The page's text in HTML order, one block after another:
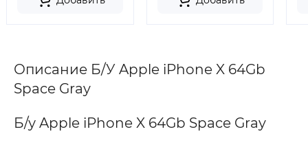
Описание Б/У Apple iPhone X 64Gb
Space Gray
Б/у Apple iPhone X 64Gb Space Gray